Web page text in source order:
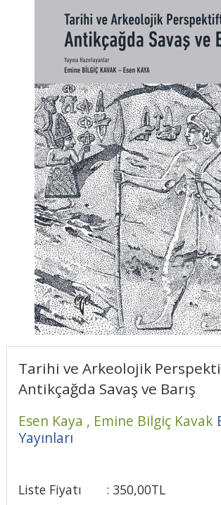
Tarihi ve Arkeolojik
Antikçağda Savaş ve Barış
Esen Kaya , Emine Bilgiç Kavak
Yayınları
Liste Fiyatı : 350,00TL